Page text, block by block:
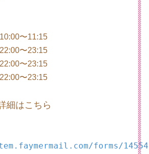
〜11:15
〜23:15
〜23:15
〜23:15
細はこちら
forms/14554